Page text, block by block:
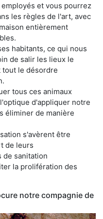
et vous pourrez
les règles de l'art, avec
entièrement
habitants, ce qui nous
de salir les lieux le
tout le désordre
tous ces animaux
d'appliquer notre
éliminer de manière
s'avèrent être
de leurs
de sanitation
la prolifération des
notre compagnie de